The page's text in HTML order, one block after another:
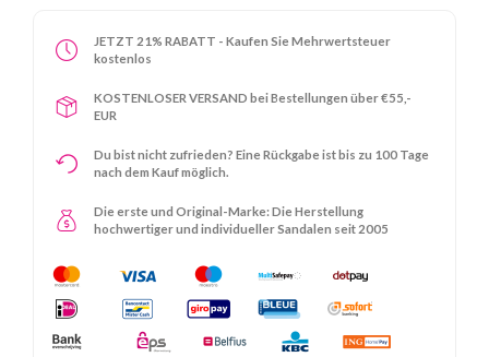
JETZT 21% RABATT - Kaufen Sie Mehrwertsteuer
kostenlos
KOSTENLOSER VERSAND bei Bestellungen über €55,-
EUR
Du bist nicht zufrieden? Eine Rückgabe ist bis zu 100 Tage
nach dem Kauf möglich.
Die erste und Original-Marke: Die Herstellung
hochwertiger und individueller Sandalen seit 2005